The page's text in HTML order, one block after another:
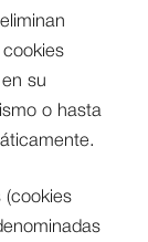
su
o hasta
(cookies